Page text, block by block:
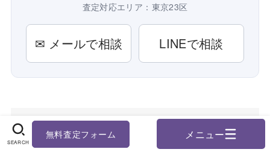
SEARCH
無料査定フォーム
査定対応エリア：東京23区
✉ メールで相談 LINEで相談
「不動産売却・査定・買取」に関連す